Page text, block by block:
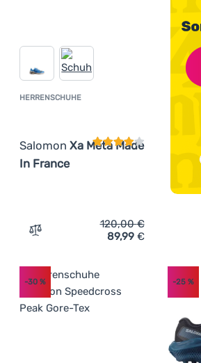
HERRENSCHUHE
Salomon Xa Meta Made
In France
Zum Vergleich 'Herrenschuhe
120,00€
89,99 €
-30 % -25%